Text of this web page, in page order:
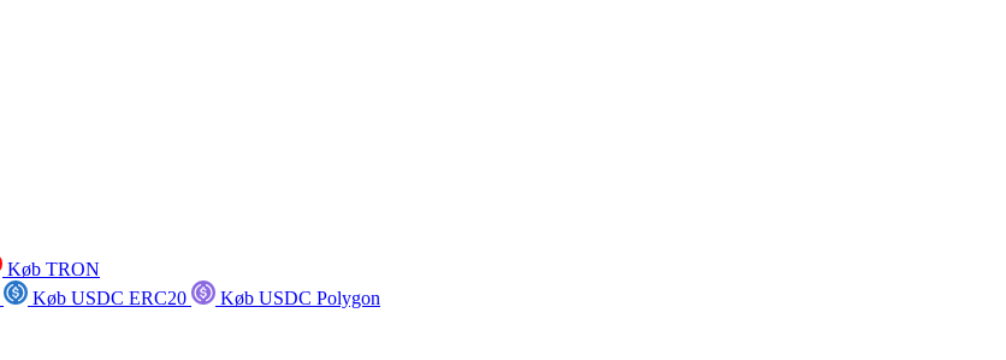
Køb TRON
Køb USDC ERC20
Køb USDC Polygon